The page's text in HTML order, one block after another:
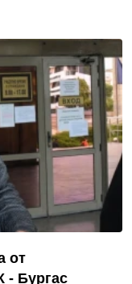
от
- Бургас